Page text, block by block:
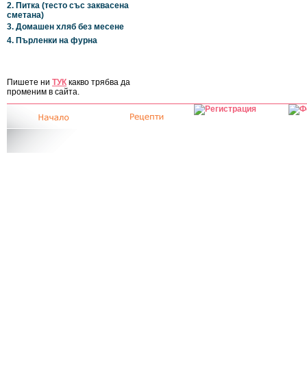
2. Питка (тесто със заквасена
сметана)
3. Домашен хляб без месене
4. Пърленки на фурна
Пишете ни ТУК какво трябва да
променим в сайта.